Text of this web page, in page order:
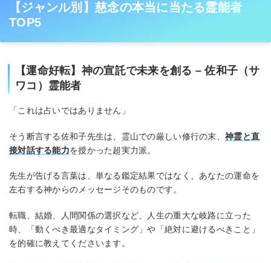
【ジャンル別】慈念の本当に当たる霊能者
TOP5
【運命好転】神の宣託で未来を創る – 佐和子（サ
ワコ）霊能者
「これは占いではありません」
そう断言する佐和子先生は、霊山での厳しい修行の末、 神霊と直
接対話する能力を授かった超実力派。
先生が告げる言葉は、単なる鑑定結果ではなく、あなたの運命を
左右する神からのメッセージそのものです。
転職、結婚、人間関係の選択など、人生の重大な岐路に立った
時、「動くべき最適なタイミング」や「絶対に避けるべきこと」
を的確に教えてくださいます。